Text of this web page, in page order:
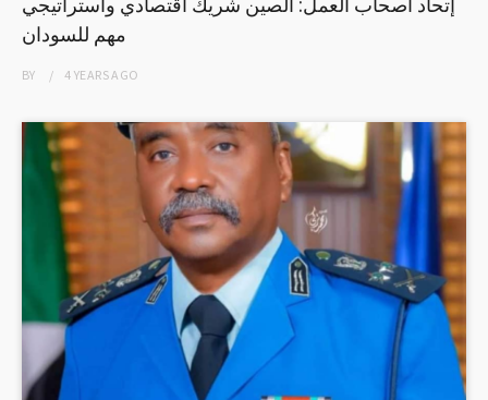
مهم للسودان
BY 4 YEARSAGO